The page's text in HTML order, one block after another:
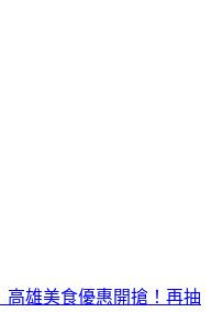
高雄美食優惠開搶！再抽